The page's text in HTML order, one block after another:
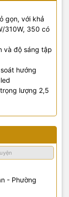
gọn, với khả
310W, 350 có
và độ sáng tập
hướng
lượng 2,5
- Phường